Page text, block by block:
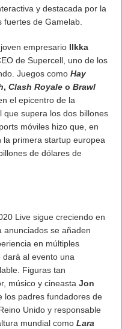
trae más detalles sobre
que llegará en